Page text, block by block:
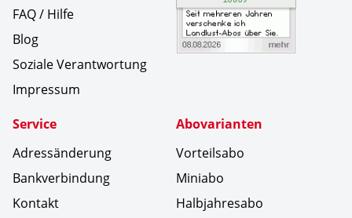
FAQ / Hilfe
Blog
Soziale Verantwortung
Impressum
Service
Adressänderung
Bankverbindung
Kontakt
Abovarianten
Vorteilsabo
Miniabo
Halbjahresabo